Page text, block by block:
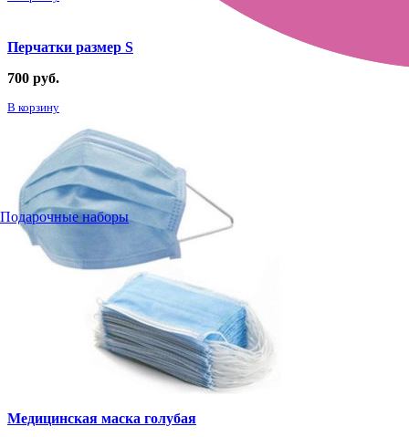
Подарочные наборы
Перчатки размер S
700 руб.
В корзину
Медицинская маска голубая